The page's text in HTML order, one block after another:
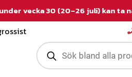
vecka 30 (20–26 juli) kan ta
P
r
o